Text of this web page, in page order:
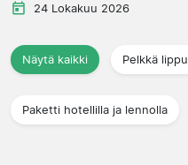
24 Lokakuu 2026
Näytä kaikki Pelkkä lippu
Paketti hotellilla ja lennolla